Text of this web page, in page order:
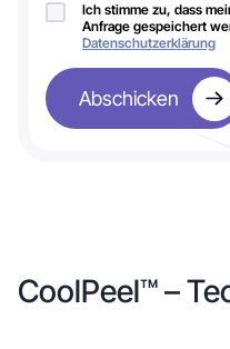
Ich stimme zu, dass
Anfrage gespeichert
Datenschutzerklärung
Abschicken
CoolPeel™ –